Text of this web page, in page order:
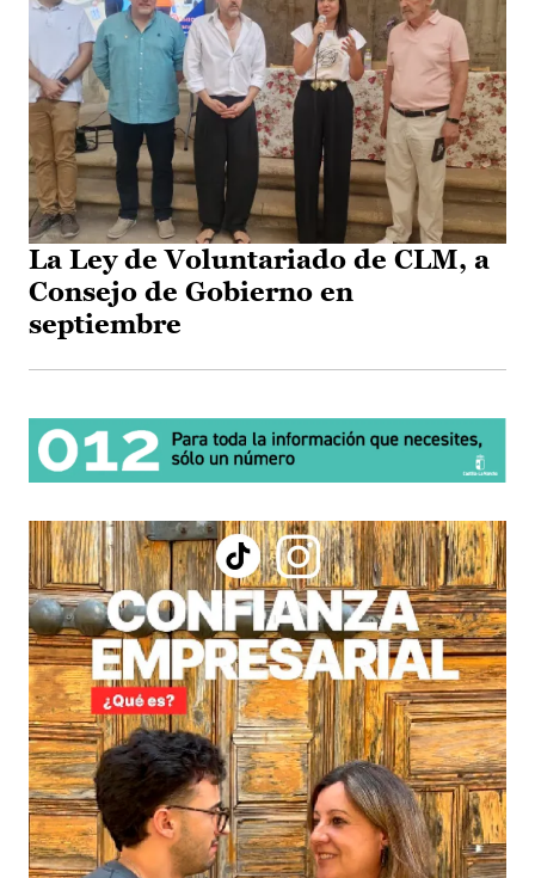
La Ley de Voluntariado de CLM, a
Consejo de Gobierno en
septiembre